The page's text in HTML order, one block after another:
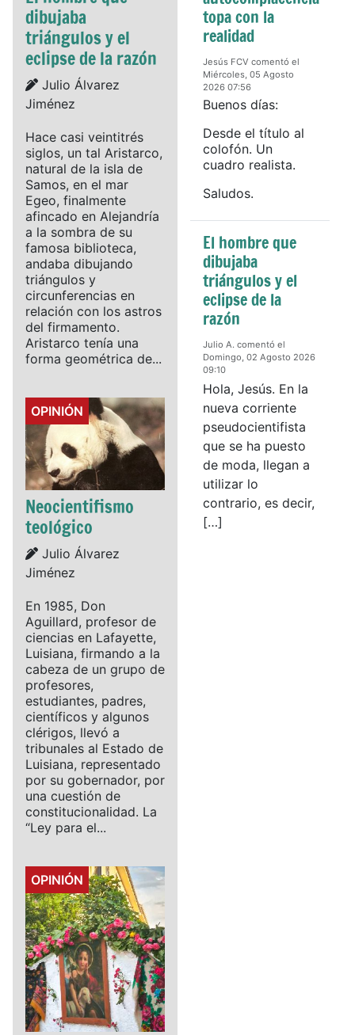
dibujaba
triángulos y el
eclipse de la razón
Details
Julio Álvarez
Jiménez
Hace casi veintitrés
siglos, un tal Aristarco,
natural de la isla de
Samos, en el mar
Egeo, finalmente
afincado en Alejandría
a la sombra de su
famosa biblioteca,
andaba dibujando
triángulos y
circunferencias en
relación con los astros
del firmamento.
Aristarco tenía una
forma geométrica de...
Details
OPINIÓN
Neocientifismo
teológico
Details
Julio Álvarez
Jiménez
En 1985, Don
Aguillard, profesor de
ciencias en Lafayette,
Luisiana, firmando a la
cabeza de un grupo de
profesores,
estudiantes, padres,
científicos y algunos
clérigos, llevó a
tribunales al Estado de
Luisiana, representado
por su gobernador, por
una cuestión de
constitucionalidad. La
“Ley para el...
Details
OPINIÓN
topa con la
realidad
Jesús FCV comentó el
Miércoles, 05 Agosto
2026 07:56
Buenos días:
Desde el título al
colofón. Un
cuadro realista.
Saludos.
El hombre que
dibujaba
triángulos y el
eclipse de la
razón
Julio A. comentó el
Domingo, 02 Agosto 2026
09:10
Hola, Jesús. En la
nueva corriente
pseudocientifista
que se ha puesto
de moda, llegan a
utilizar lo
contrario, es decir,
[…]